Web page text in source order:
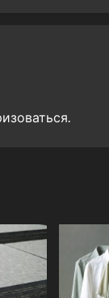
.